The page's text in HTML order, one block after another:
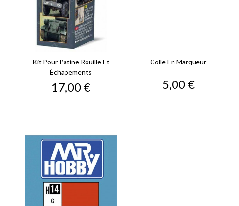
Kit Pour Patine Rouille Et
Échapements
Prix
17,00 €
Colle En Marqueur
Prix
5,00 €